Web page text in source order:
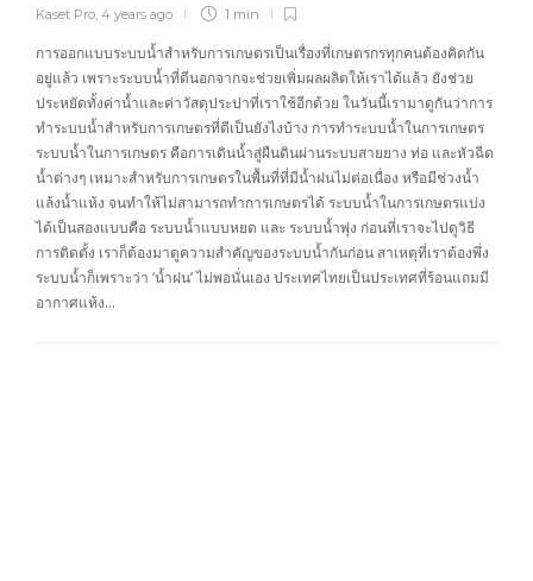
Kaset Pro, 4 years ago 1 min
การออกแบบระบบน้ำสำหรับการเกษตรเป็นเรื่องที่เกษตรกรทุกคนต้องคิดกัน
อยู่แล้ว เพราะระบบน้ำที่ดีนอกจากจะช่วยเพิ่มผลผลิตให้เราได้แล้ว ยังช่วย
ประหยัดทั้งค่าน้ำและค่าวัสดุประปาที่เราใช้อีกด้วย ในวันนี้เรามาดูกันว่าการ
ทำระบบน้ำสำหรับการเกษตรที่ดีเป็นยังไงบ้าง การทำระบบน้ำในการเกษตร
ระบบน้ำในการเกษตร คือการเดินน้ำสู่ผืนดินผ่านระบบสายยาง ท่อ และหัวฉีด
น้ำต่างๆ เหมาะสำหรับการเกษตรในพื้นที่ที่มีน้ำฝนไม่ต่อเนื่อง หรือมีช่วงน้ำ
แล้งน้ำแห้ง จนทำให้ไม่สามารถทำการเกษตรได้ ระบบน้ำในการเกษตรแบ่ง
ได้เป็นสองแบบคือ ระบบน้ำแบบหยด และ ระบบน้ำพุ่ง ก่อนที่เราจะไปดูวิธี
การติดตั้ง เราก็ต้องมาดูความสำคัญของระบบน้ำกันก่อน สาเหตุที่เราต้องพึ่ง
ระบบน้ำก็เพราะว่า ‘น้ำฝน’ ไม่พอนั่นเอง ประเทศไทยเป็นประเทศที่ร้อนแถมมี
อากาศแห้ง…